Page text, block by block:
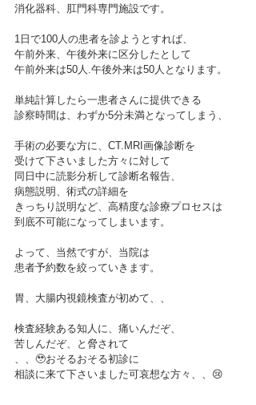
消化器科、肛門科専門施設です。
1日で100人の患者を診ようとすれば、
午前外来、午後外来に区分したとして
午前外来は50人.午後外来は50人となります。
単純計算したら一患者さんに提供できる
診察時間は、わずか5分未満となってしまう、
手術の必要な方に、CT.MRI画像診断を
受けて下さいました方々に対して
同日中に読影分析して診断名報告、
病態説明、術式の詳細を
きっちり説明など、高精度な診療プロセスは
到底不可能になってしまいます。
よって、当然ですが、当院は
患者予約数を絞っていきます。
胃、大腸内視鏡検査が初めて、、
検査経験ある知人に、痛いんだぞ、
苦しんだぞ、と脅されて
、、🥹おそるおそる初診に
相談に来て下さいました可哀想な方々、、😢